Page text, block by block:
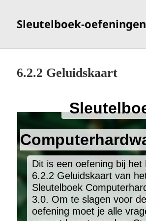
Sleutelboek-oefeningen
6.2.2 Geluidskaart